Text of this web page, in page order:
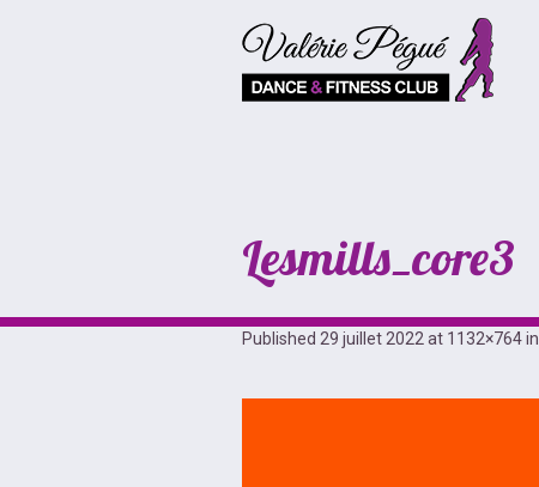
Lesmills_core3
Published 29 juillet 2022 at 1132×764 in